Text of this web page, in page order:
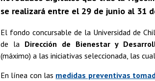
se realizará entre el 29 de junio al 31
El fondo concursable de la Universidad de
de la Dirección de Bienestar y
(máximo) a las iniciativas seleccionada, las
En línea con las medidas preventivas